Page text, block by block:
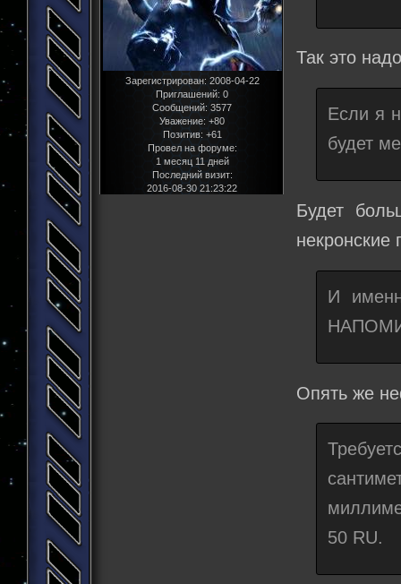
Зарегистрирован: 2008-04-22
Приглашений: 0
Сообщений: 3577
Уважение: +80
Позитив: +61
Провел на форуме:
1 месяц 11 дней
Последний визит:
2016-08-30 21:23:22
Так это
Если я
будет
Будет
некронские
И
Опять же
50 RU.